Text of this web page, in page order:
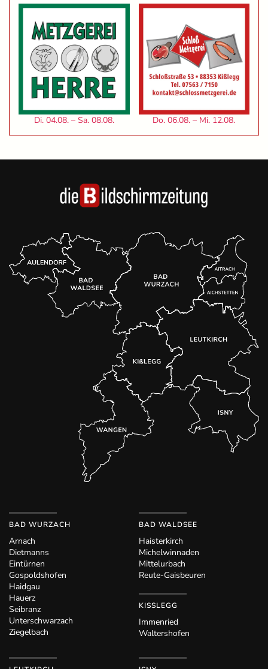
Di. 04.08. – Sa. 08.08. Do. 06.08. – Mi. 12.08.
BAD WURZACH
Arnach
Dietmanns
Eintürnen
Gospoldshofen
Haidgau
Hauerz
Seibranz
Unterschwarzach
Ziegelbach
BAD WALDSEE
Haisterkirch
Michelwinnaden
Mittelurbach
Reute-Gaisbeuren
KISSLEGG
Immenried
Waltershofen